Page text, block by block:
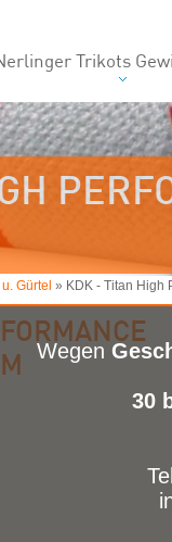
Wegen
30
Trikots
Gürtel » KDK - Titan High